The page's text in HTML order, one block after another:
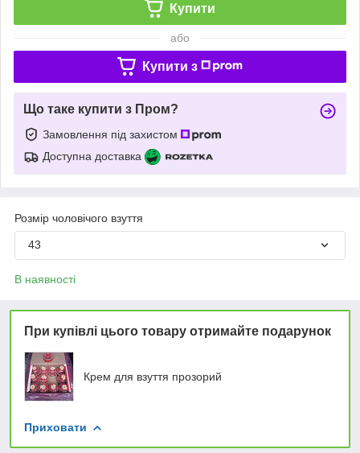
Купити
або
Купити з
Що таке купити з Пром?
Замовлення під захистом
Доступна доставка
Розмір чоловічого взуття
43
В наявності
При купівлі цього товару отримайте подарунок
Крем для взуття прозорий
Приховати